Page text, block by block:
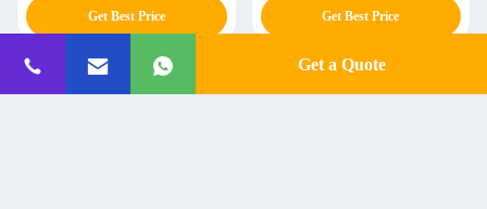
Get Best Price Get Best Price
Get a Quote